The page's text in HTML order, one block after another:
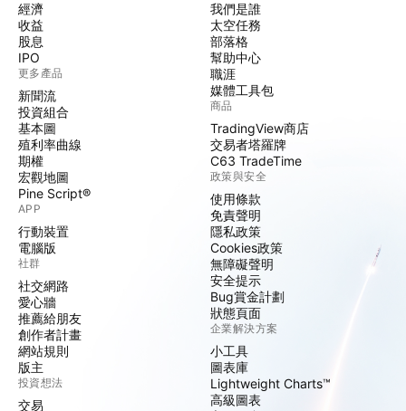
經濟
收益
股息
IPO
更多產品
新聞流
投資組合
基本圖
殖利率曲線
期權
宏觀地圖
Pine Script®
APP
行動裝置
電腦版
社群
社交網路
愛心牆
推薦給朋友
創作者計畫
網站規則
版主
投資想法
交易
我們是誰
太空任務
部落格
幫助中心
職涯
媒體工具包
商品
TradingView商店
交易者塔羅牌
C63 TradeTime
政策與安全
使用條款
免責聲明
隱私政策
Cookies政策
無障礙聲明
安全提示
Bug賞金計劃
狀態頁面
企業解決方案
小工具
圖表庫
Lightweight Charts™
高級圖表